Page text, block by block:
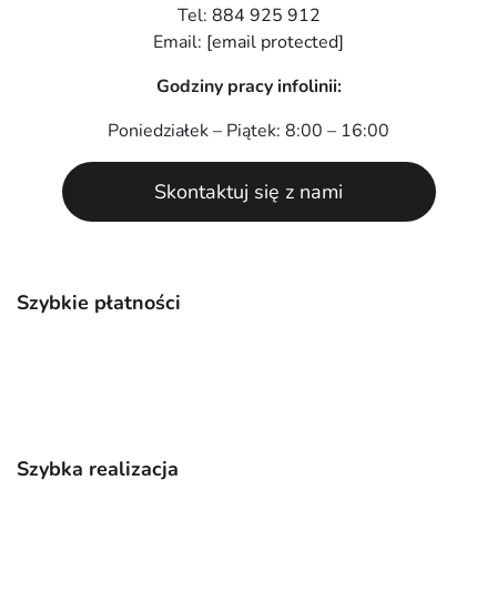
Szybkie płatności
Szybka realizacja
Tel: 884 925 912
Email: [email protected]
Godziny pracy infolinii:
Poniedziałek – Piątek: 8:00 – 16:00
Skontaktuj się z nami